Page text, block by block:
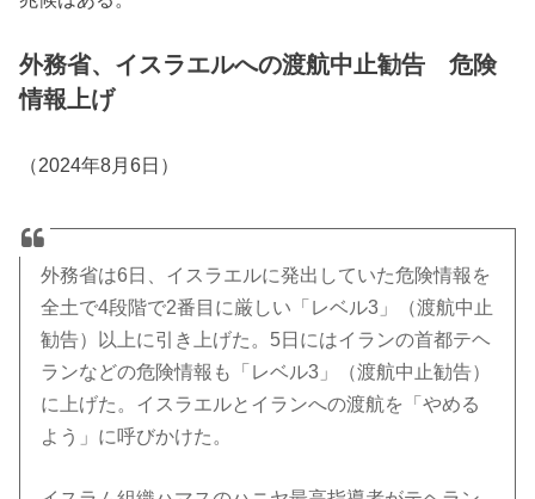
外務省、イスラエルへの渡航中止勧告 危険
情報上げ
（2024年8月6日）
外務省は6日、イスラエルに発出していた危険情報を
全土で4段階で2番目に厳しい「レベル3」（渡航中止
勧告）以上に引き上げた。5日にはイランの首都テヘ
ランなどの危険情報も「レベル3」（渡航中止勧告）
に上げた。イスラエルとイランへの渡航を「やめる
よう」に呼びかけた。